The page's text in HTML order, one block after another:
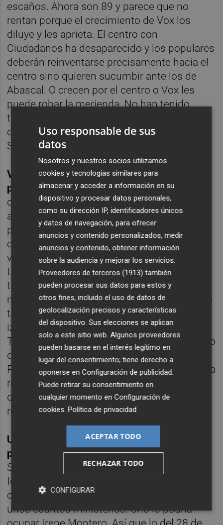
escaños. Ahora son 89 y parece que no
rentan porque el crecimiento de Vox los
diluye y les aprieta. El centro con
Ciudadanos ha desaparecido y los populares
deberán reinventarse precisamente hacia el
centro sino quieren sucumbir ante los de
Abascal. O crecen por el centro o Vox les
puede robar la merienda. No han tenido
tiempo de rentabilizar su subida porque
cuando se reunía la ejecutiva popular,
Sánchez e Iglesias se abrazaban.
VOX: Santiago Abascal disfrutando del
paisaje. Sin apenas esfuerzo han
conseguido un excelente resultado para sus
aspiraciones y se encarama a la tercera
posición del tablero. Se hacen muchas
cábalas para dilucidar de donde reciben el
voto con sorprendentes conclusiones o no
tanto.
Llama la atención que en municipios
tradicionalmente del PP les han robado el
mensaje y conseguido el apoyo. Pero es que
también en zonas de voto habitual para la
izquierda también ha habido inmersión.
Todo un misterio que puede ser puntual pero
que de momento tiene su fuerza en el
Parlamento. Y con aviso de Abascal. Se van a
recurrir al Tribunal Constitucional todo lo
que se les ocurra y que consideren que no
responde a su ideario.
UNIDAS PODEMOS: Pablo Iglesias gana la
partida.
Lo del “Manual de resistencia” de
Sánchez se puede quedar pequeño con
Iglesias. Se apartó pero vuelve a lo grande
como vicepresidente y además negocia
unos cuantos ministerios. Uno lo podría
Uso responsable de sus
datos
Nosotros y nuestros socios utilizamos
cookies y tecnologías similares para
almacenar y acceder a información en su
dispositivo y procesar datos personales,
como su dirección IP, identificadores únicos
y datos de navegación, para ofrecer
anuncios y contenido personalizados, medir
anuncios y contenido, obtener información
sobre la audiencia y mejorar los servicios.
Proveedores de terceros (1913) también
pueden procesar sus datos para estos y
otros fines, incluido el uso de datos de
geolocalización precisos y características
del dispositivo. Sus elecciones se aplican
solo a este sitio web. Algunos proveedores
pueden basarse en el interés legítimo en
lugar del consentimiento; tiene derecho a
oponerse enConfiguración de publicidad.
Puede retirar su consentimiento en
cualquier momento enConfiguración de
cookies.Política de privacidad
ACEPTAR TODO
RECHAZAR TODO
CONFIGURAR